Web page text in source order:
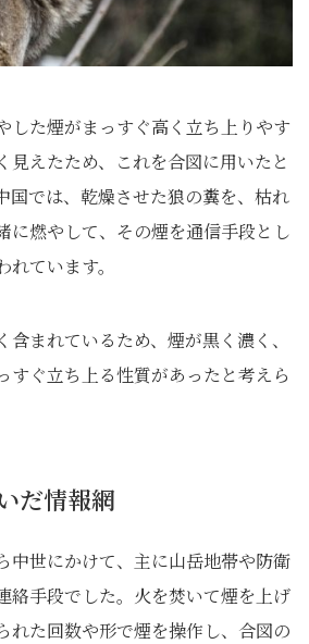
した煙がまっすぐ高く立ち上りやす
見えたため、これを合図に用いたと
国では、乾燥させた狼の糞を、枯れ
に燃やして、その煙を通信手段とし
ています。
まれているため、煙が黒く濃く、
すぐ立ち上る性質があったと考えら
だ情報網
中世にかけて、主に山岳地帯や防衛
絡手段でした。火を焚いて煙を上げ
れた回数や形で煙を操作し、合図の